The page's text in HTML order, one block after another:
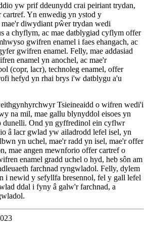
yw prif ddeunydd crai peiriant trydan,
cartref. Yn enwedig yn ystod y
diwydiant pŵer trydan wedi
a chyflym, ac mae datblygiad cyflym offer
gwifren enamel i faes ehangach, ac
gwifren enamel. Felly, mae addasiad
enamel yn anochel, ac mae'r
(copr, lacr), technoleg enamel, offer
hefyd yn rhai brys i'w datblygu a'u
Tsieineaidd o wifren wedi'i
na mil, mae gallu blynyddol eisoes yn
dunelli. Ond yn gyffredinol ein cyflwr
â lacr gwlad yw ailadrodd lefel isel, yn
yn uchel, mae'r radd yn isel, mae'r offer
mae angen mewnforio offer cartref o
enamel gradd uchel o hyd, heb sôn am
farchnad ryngwladol. Felly, dylem
i newid y sefyllfa bresennol, fel y gall lefel
ddal i fyny â galw'r farchnad, a